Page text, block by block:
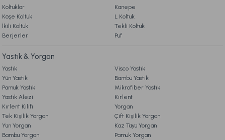
2.699,00 TL
Marietta Kitap Kutu 2'li Standart
999,00 TL
Marietta Cam Düğüm Obje Standart
Koltuklar
Kanepe
Köşe Koltuk
L Koltuk
İkili Koltuk
Tekli Koltuk
Berjerler
Puf
Yastık & Yorgan
Yastık
Visco Yastık
Yün Yastık
Bambu Yastık
Pamuk Yastık
Mikrofiber Yastık
Yastık Alezi
Kırlent
Kırlent Kılıfı
Yorgan
Tek Kişilik Yorgan
Çift Kişilik Yorgan
Yün Yorgan
Kaz Tüyü Yorgan
Bambu Yorgan
Pamuk Yorgan